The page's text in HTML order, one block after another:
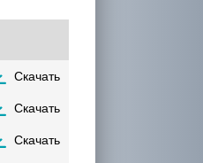
Скачать
Скачать
Скачать